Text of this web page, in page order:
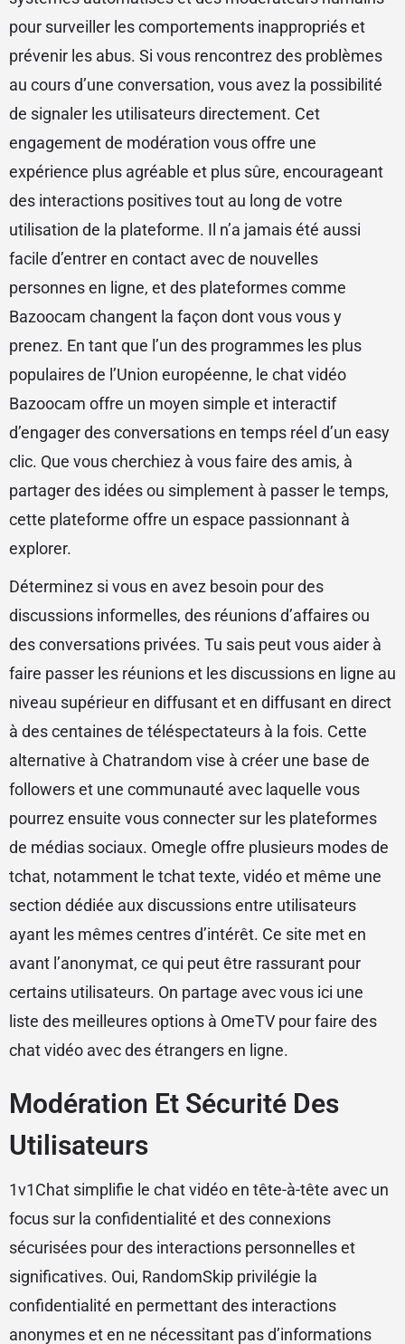
pour surveiller les comportements inappropriés et
prévenir les abus. Si vous rencontrez des problèmes
au cours d’une conversation, vous avez la possibilité
de signaler les utilisateurs directement. Cet
engagement de modération vous offre une
expérience plus agréable et plus sûre, encourageant
des interactions positives tout au long de votre
utilisation de la plateforme. Il n’a jamais été aussi
facile d’entrer en contact avec de nouvelles
personnes en ligne, et des plateformes comme
Bazoocam changent la façon dont vous vous y
prenez. En tant que l’un des programmes les plus
populaires de l’Union européenne, le chat vidéo
Bazoocam offre un moyen simple et interactif
d’engager des conversations en temps réel d’un easy
clic. Que vous cherchiez à vous faire des amis, à
partager des idées ou simplement à passer le temps,
cette plateforme offre un espace passionnant à
explorer.
Déterminez si vous en avez besoin pour des
discussions informelles, des réunions d’affaires ou
des conversations privées. Tu sais peut vous aider à
faire passer les réunions et les discussions en ligne au
niveau supérieur en diffusant et en diffusant en direct
à des centaines de téléspectateurs à la fois. Cette
alternative à Chatrandom vise à créer une base de
followers et une communauté avec laquelle vous
pourrez ensuite vous connecter sur les plateformes
de médias sociaux. Omegle offre plusieurs modes de
tchat, notamment le tchat texte, vidéo et même une
section dédiée aux discussions entre utilisateurs
ayant les mêmes centres d’intérêt. Ce site met en
avant l’anonymat, ce qui peut être rassurant pour
certains utilisateurs. On partage avec vous ici une
liste des meilleures options à OmeTV pour faire des
chat vidéo avec des étrangers en ligne.
Modération Et Sécurité Des
Utilisateurs
1v1Chat simplifie le chat vidéo en tête-à-tête avec un
focus sur la confidentialité et des connexions
sécurisées pour des interactions personnelles et
significatives. Oui, RandomSkip privilégie la
confidentialité en permettant des interactions
anonymes et en ne nécessitant pas d’informations